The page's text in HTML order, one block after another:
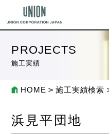
PROJECTS
施工実績
HOME 施工実績検索
浜見平団地